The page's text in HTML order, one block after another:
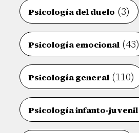
Psicología del duelo (3)
Psicología emocional (43)
Psicología general (110)
Psicología infanto-juvenil